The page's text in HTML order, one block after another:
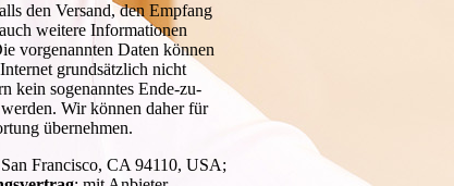
den Versand, den Empfang
weitere Informationen
vorgenannten Daten können
grundsätzlich nicht
kein sogenanntes Ende-zu-
Wir können daher für
übernehmen.
Francisco, CA 94110, USA;